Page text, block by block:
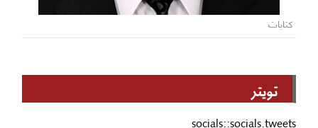
كتابات
تويتر
socials::socials.tweets